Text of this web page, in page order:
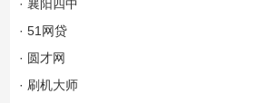
· 襄阳四中
· 51网贷
· 圆才网
· 刷机大师